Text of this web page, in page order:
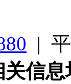
|
信